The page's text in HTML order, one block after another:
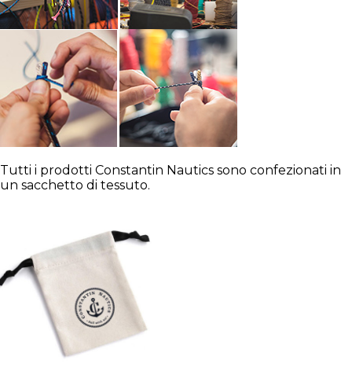
Tutti i prodotti Constantin Nautics sono confezionati in
un sacchetto di tessuto.